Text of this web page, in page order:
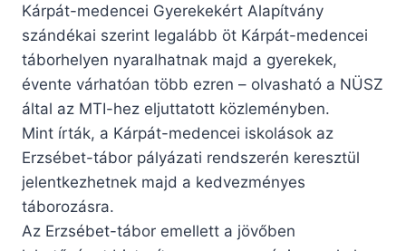
Kárpát-medencei Gyerekekért Alapítvány
szándékai szerint legalább öt Kárpát-medencei
táborhelyen nyaralhatnak majd a gyerekek,
évente várhatóan több ezren – olvasható a NÜSZ
által az MTI-hez eljuttatott közleményben.
Mint írták, a Kárpát-medencei iskolások az
Erzsébet-tábor pályázati rendszerén keresztül
jelentkezhetnek majd a kedvezményes
táborozásra.
Az Erzsébet-tábor emellett a jövőben